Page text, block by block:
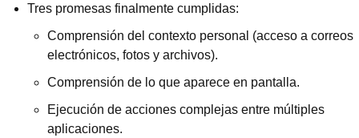
Tres promesas finalmente cumplidas:
Comprensión del contexto personal (acceso a correos
electrónicos, fotos y archivos).
Comprensión de lo que aparece en pantalla.
Ejecución de acciones complejas entre múltiples
aplicaciones.